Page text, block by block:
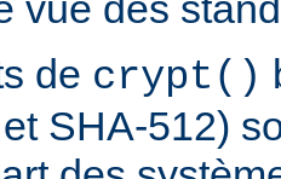
de crypt()
SHA-512)